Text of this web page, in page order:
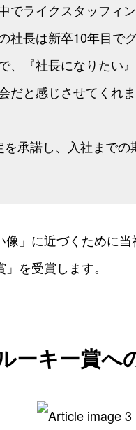
でライクスタッフィ
社長は新卒10年目で
『社長になりたい
と感じさせてくれま
承諾し、入社まで
」に近づくために
を受賞します。
ーキー賞へ